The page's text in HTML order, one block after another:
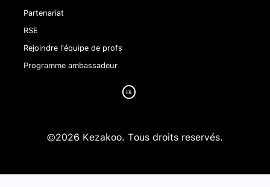
Partenariat
RSE
Rejoindre l'équipe de profs
Programme ambassadeur
©2026 Kezakoo. Tous droits reservés.